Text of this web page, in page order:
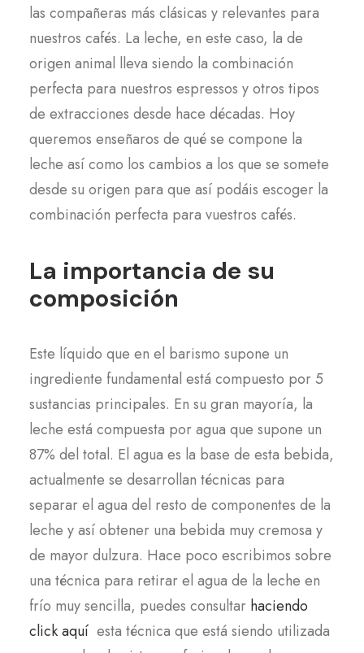
las compañeras más clásicas y relevantes para
nuestros cafés. La leche, en este caso, la de
origen animal lleva siendo la combinación
perfecta para nuestros espressos y otros tipos
de extracciones desde hace décadas. Hoy
queremos enseñaros de qué se compone la
leche así como los cambios a los que se somete
desde su origen para que así podáis escoger la
combinación perfecta para vuestros cafés.
La importancia de su
composición
Este líquido que en el barismo supone un
ingrediente fundamental está compuesto por 5
sustancias principales. En su gran mayoría, la
leche está compuesta por agua que supone un
87% del total. El agua es la base de esta bebida,
actualmente se desarrollan técnicas para
separar el agua del resto de componentes de la
leche y así obtener una bebida muy cremosa y
de mayor dulzura. Hace poco escribimos sobre
una técnica para retirar el agua de la leche en
frío muy sencilla, puedes consultar haciendo
click aquí esta técnica que está siendo utilizada